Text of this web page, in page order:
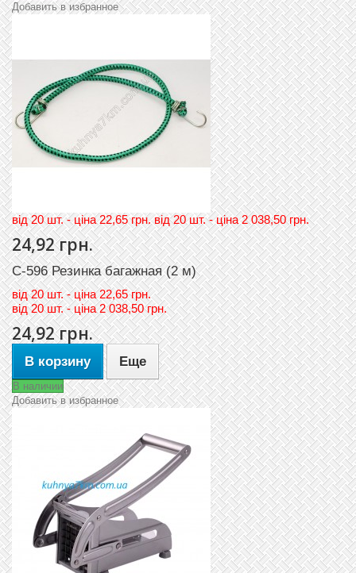
Добавить в избранное
вiд 20 шт. - цiна 22,65 грн. вiд 20 шт. - цiна 2 038,50 грн.
24,92 грн.
C-596 Резинка багажная (2 м)
вiд20 шт. - цiна 22,65 грн.
вiд20 шт. - цiна 2 038,50 грн.
24,92 грн.
В корзину Еще
В наличии
Добавить в избранное